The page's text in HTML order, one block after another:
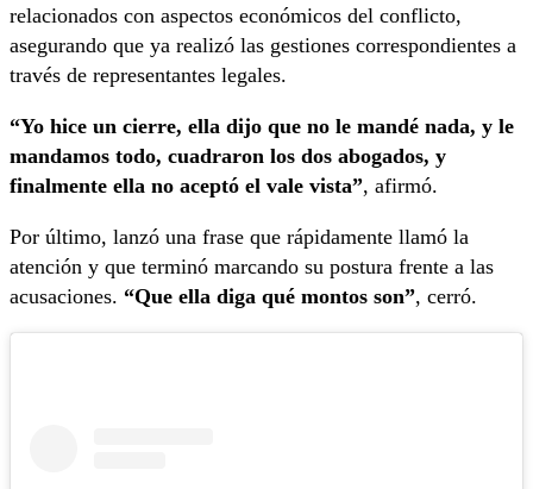
relacionados con aspectos económicos del conflicto,
asegurando que ya realizó las gestiones correspondientes a
través de representantes legales.
“Yo hice un cierre, ella dijo que no le mandé nada, y le
mandamos todo, cuadraron los dos abogados, y
finalmente ella no aceptó el vale vista”, afirmó.
Por último, lanzó una frase que rápidamente llamó la
atención y que terminó marcando su postura frente a las
acusaciones. “Que ella diga qué montos son”, cerró.